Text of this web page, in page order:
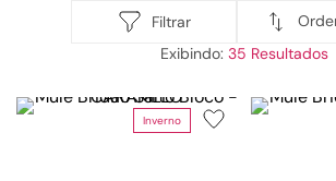
Filtrar
35
Inverno